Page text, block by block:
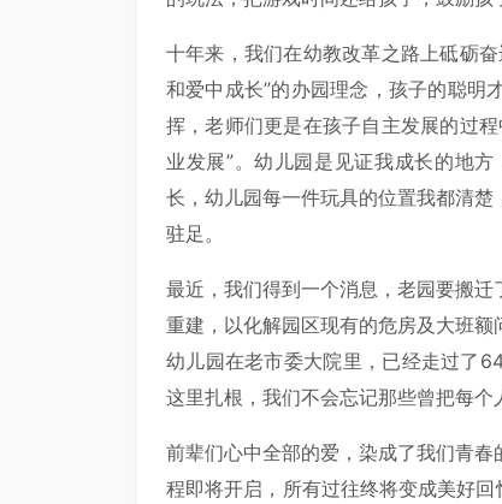
十年来，我们在幼教改革之路上砥砺
和爱中成长”的办园理念，孩子的聪明
挥，老师们更是在孩子自主发展的过
业发展”。幼儿园是见证我成长的地
长，幼儿园每一件玩具的位置我都清
驻足。
最近，我们得到一个消息，老园要搬
重建，以化解园区现有的危房及大班额
幼儿园在老市委大院里，已经走过了
这里扎根，我们不会忘记那些曾把每个
前辈们心中全部的爱，染成了我们青
程即将开启，所有过往终将变成美好